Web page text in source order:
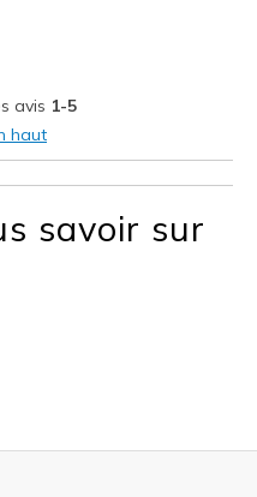
size
Wearing
avis 1-5
haut
savoir sur